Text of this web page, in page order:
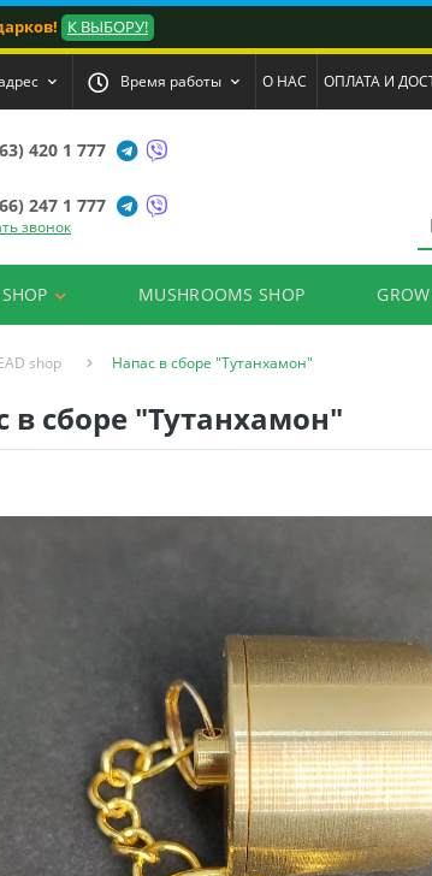
К ВЫБОРУ!
Время работы О НАС ОПЛАТА И
420 1 777
247 1 777
звонок
MUSHROOMS SHOP
shop Напас в сборе "Тутанхамон"
в сборе "Тутанхамон"